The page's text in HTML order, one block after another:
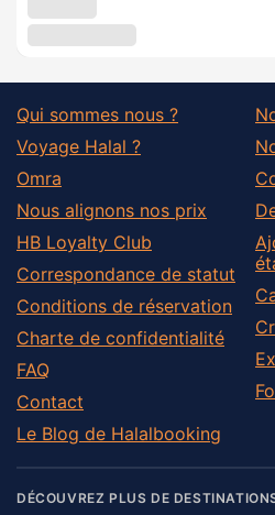
Qui sommes nous ?
Voyage Halal ?
Omra
Nous alignons nos prix
HB Loyalty Club
Correspondance de statut
Conditions de réservation
Charte de confidentialité
FAQ
Contact
Le Blog de Halalbooking
DÉCOUVREZ PLUS DE